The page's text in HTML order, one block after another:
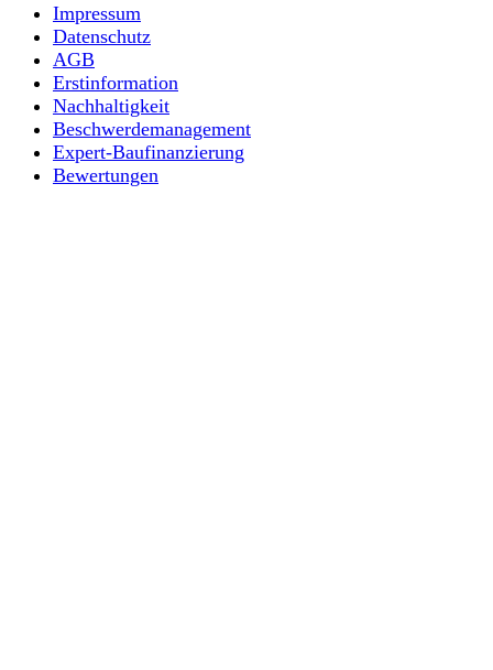
Impressum
Datenschutz
AGB
Erstinformation
Nachhaltigkeit
Beschwerdemanagement
Expert-Baufinanzierung
Bewertungen